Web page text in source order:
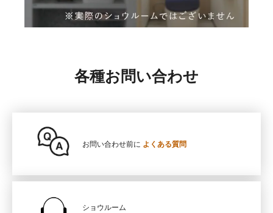
各種お問い合わせ
お問い合わせ前に よくある質問
ショウルーム